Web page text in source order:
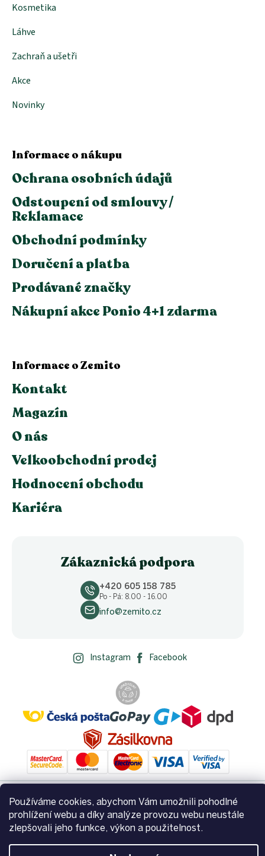
Používáme cookies, abychom Vám umožnili pohodlné
prohlížení webu a díky analýze provozu webu neustále
zlepšovali jeho funkce, výkon a použitelnost.
Kosmetika
Láhve
Zachraň a ušetři
Akce
Novinky
Informace o nákupu
Ochrana osobních údajů
Odstoupení od smlouvy /
Reklamace
Obchodní podmínky
Doručení a platba
Prodávané značky
Nákupní akce Ponio 4+1 zdarma
Informace o Zemito
Kontakt
Magazín
O nás
Velkoobchodní prodej
Hodnocení obchodu
Kariéra
Zákaznická podpora
+420 605 158 785
Po - Pá: 8.00 - 16.00
info@zemito.cz
Instagram Facebook
Vytvořil Shoptet